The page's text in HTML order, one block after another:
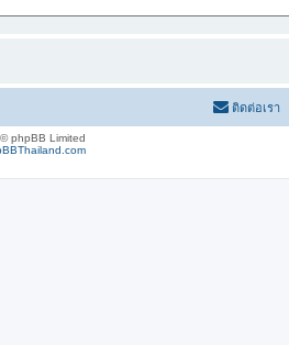
ติดต่อเรา
phpBB Limited